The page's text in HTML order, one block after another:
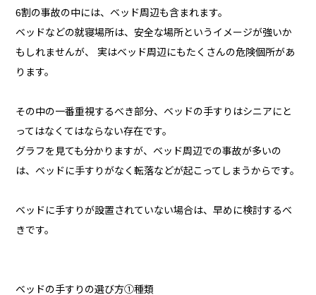
6割の事故の中には、ベッド周辺も含まれます。
ベッドなどの就寝場所は、安全な場所というイメージが強いか
もしれませんが、 実はベッド周辺にもたくさんの危険個所があ
ります。
その中の一番重視するべき部分、ベッドの手すりはシニアにと
ってはなくてはならない存在です。
グラフを見ても分かりますが、ベッド周辺での事故が多いの
は、ベッドに手すりがなく転落などが起こってしまうからです。
ベッドに手すりが設置されていない場合は、早めに検討するべ
きです。
ベッドの手すりの選び方①種類